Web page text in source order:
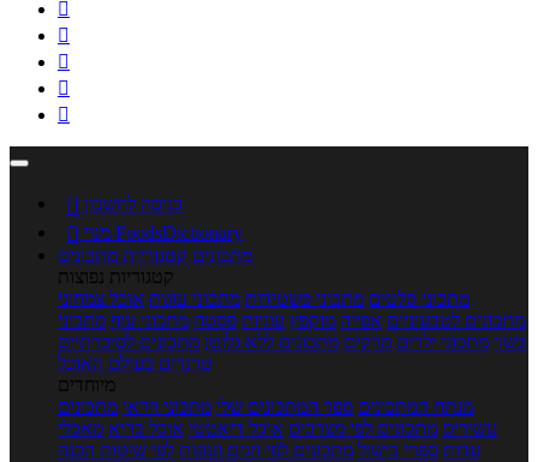





 כניסה לחשבון

מנוי FoodsDictionary
מתכונים קטגוריות מתכונים
קטגוריות נפוצות
מתכוני סלטים מתכוני פשטידות מתכוני עוגות אוכל צמחוני
מתכונים לטבעוניים אפייה מוקפץ עוגיות פסטה מתכוני עוף מתכוני
בשר מתכוני ילדים מרקים מתכונים ללא גלוטן מתכונים לסוכרתיים
טרנדים בעולם האוכל
מיוחדים
מנתח המתכונים ספר המתכונים שלי מתכוני וידאו מתכונים
עשירים מתכונים לפי מצרכים אוכל דיאטטי אוכל בריא מאכלי
עדות ספרי בישול מתכונים לפי חגים ועונות לפי שיטות הכנה